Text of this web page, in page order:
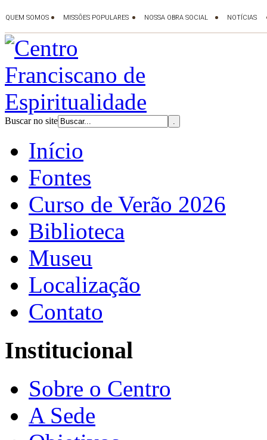
Buscar no site
Início
Fontes
Curso de Verão 2026
Biblioteca
Museu
Localização
Contato
Institucional
Sobre o Centro
A Sede